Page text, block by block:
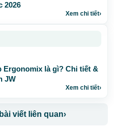
2026
Xem chi tiết›
Ergonomix là gì? Chi tiết &
JW
Xem chi tiết›
viết liên quan›